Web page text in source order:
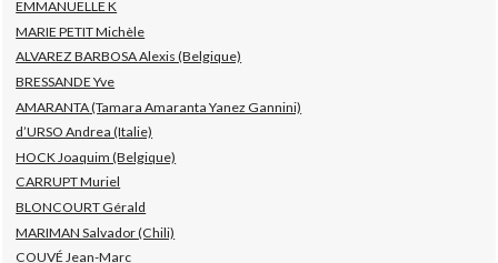
EMMANUELLE K
MARIE PETIT Michèle
ALVAREZ BARBOSA Alexis (Belgique)
BRESSANDE Yve
AMARANTA (Tamara Amaranta Yanez Gannini)
d’URSO Andrea (Italie)
HOCK Joaquim (Belgique)
CARRUPT Muriel
BLONCOURT Gérald
MARIMAN Salvador (Chili)
COUVÉ Jean-Marc